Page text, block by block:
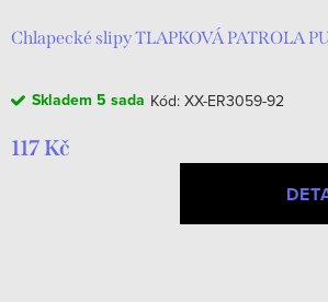
Chlapecké slipy TLAPKOVÁ PATROLA
Skladem 5 sada Kód: XX-ER3059-92
117 Kč